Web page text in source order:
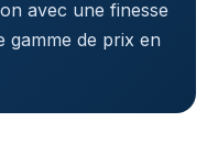
avec une finesse
gamme de prix en